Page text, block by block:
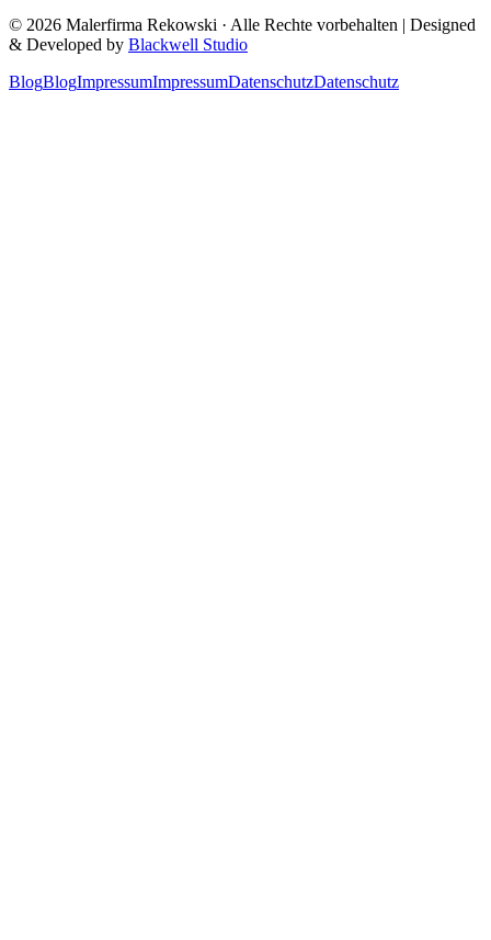
© 2026 Malerfirma Rekowski · Alle Rechte vorbehalten | Designed
& Developed by Blackwell Studio
BlogBlogImpressumImpressumDatenschutzDatenschutz